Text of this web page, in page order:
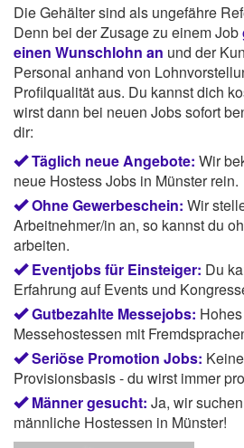
Die Gehälter sind als ungefähre
Denn bei der Zusage zu einem Job
einen Wunschlohn an und der
Personal anhand von
Profilqualität aus. Du kannst dich
wirst dann bei neuen Jobs sofort
dir:
Täglich neue Angebote: Wir
neue Hostess Jobs in Münster rein.
Ohne Gewerbeschein: Wir
Arbeitnehmer/in an, so kannst du
arbeiten.
Eventjobs für Einsteiger: Du
Erfahrung auf Events und
Gutbezahlte Messejobs:
Messehostessen mit
Seriöse Promotion Jobs:
Provisionsbasis - du wirst immer
Männer gesucht: Ja, wir
männliche Hostessen in Münster!